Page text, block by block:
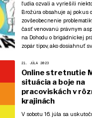
ľudia ozvali a vyriešili
Brožúra obsahuje aj pokus o
zovšeobecnenie
časť venovanú právnym
na Dohodu o brigádnickej
zopár tipov, ako dosiahnuť
21. JÚLA 2023
Online stretnutie
situácia a boje na
pracoviskách v
krajinách
V sobotu 16. júla sa